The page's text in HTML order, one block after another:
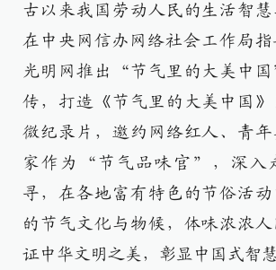
古以来我国劳动人民的生活智慧
在中央网信办网络社会工作局指
光明网推出“节气里的大美中
传，打造《节气里的大美中国
微纪录片，邀约网络红人、青
家作为“节气品味官”，深入
寻，在各地富有特色的节俗活
的节气文化与物候，体味浓浓
证中华文明之美，彰显中国式智慧